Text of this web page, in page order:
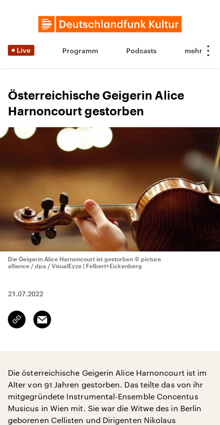
Live Programm Podcasts
Österreichische Geigerin Alice
Harnoncourt gestorben
Die Geigerin Alice Harnoncourt ist gestorben © picture
alliance / dpa / VisualEyze | Felbert+Eickenberg
21.07.2022
Link
kopieren/teilen
Email
Die österreichische Geigerin Alice Harnoncourt ist im
Alter von 91 Jahren gestorben. Das teilte das von ihr
mitgegründete Instrumental-Ensemble Concentus
Musicus in Wien mit. Sie war die Witwe des in Berlin
geborenen Cellisten und Dirigenten Nikolaus